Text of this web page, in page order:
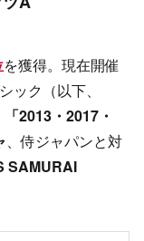
を獲得。現在開催
ック（以下、
「2013・2017・
、侍ジャパンと対
SAMURAI